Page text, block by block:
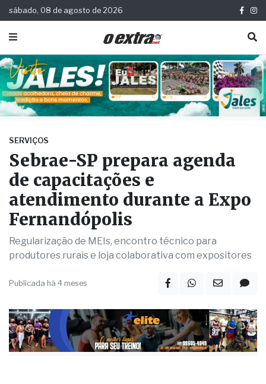
sábado, 08 de agosto de 2026
SERVIÇOS
Sebrae-SP prepara agenda
de capacitações e
atendimento durante a Expo
Fernandópolis
Regularização de MEIs, encontro técnico para
produtores rurais e loja colaborativa com expositores
Publicada há 4 meses